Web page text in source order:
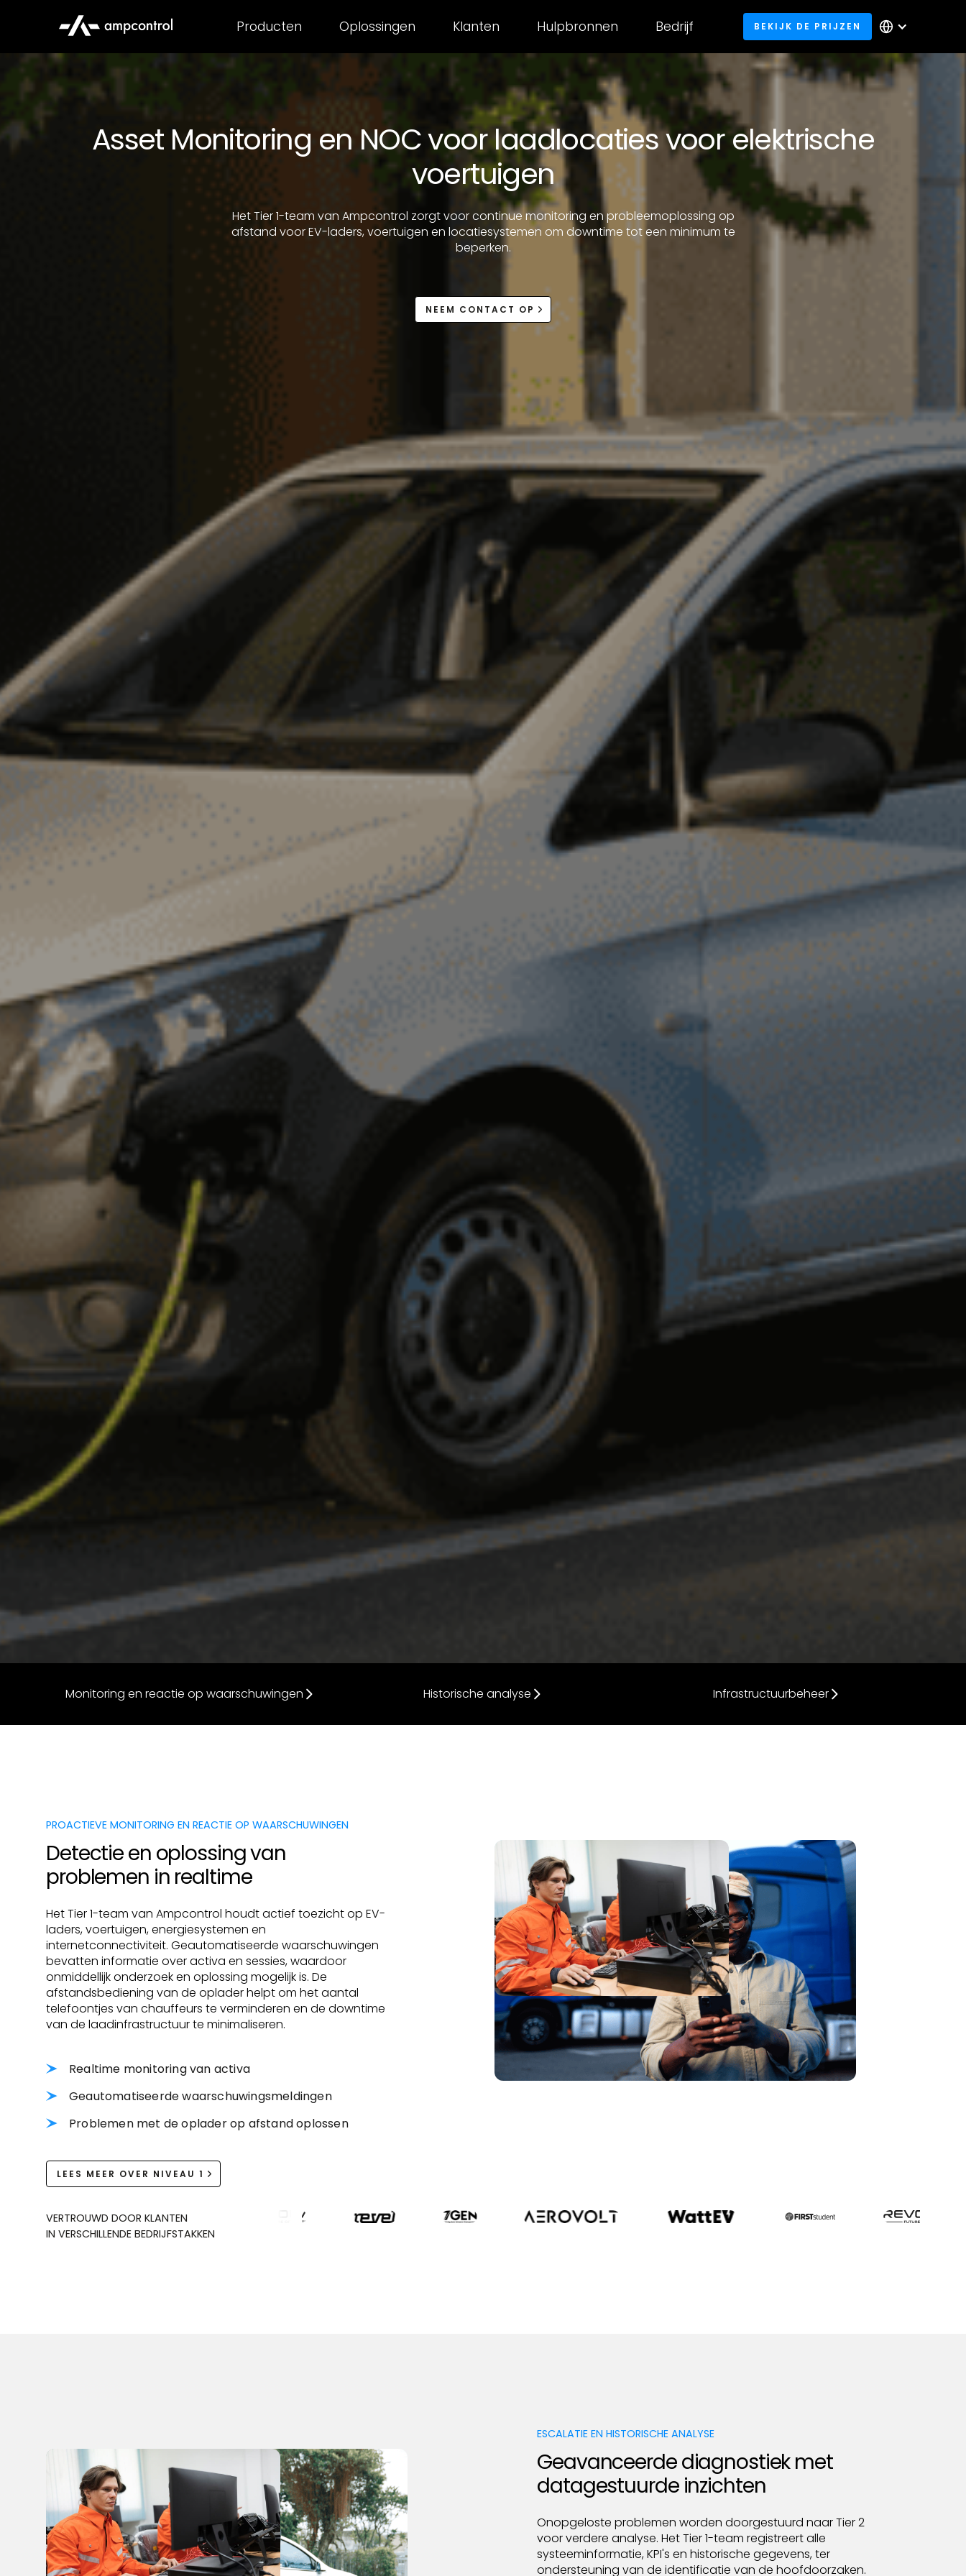
Producten Oplossingen Klanten Hulpbronnen Bedrijf BEKIJK DE PRIJZEN
Asset Monitoring en NOC voor laadlocaties voor elektrische
voertuigen
Het Tier 1-team van Ampcontrol zorgt voor continue monitoring en probleemoplossing op
afstand voor EV-laders, voertuigen en locatiesystemen om downtime tot een minimum te
beperken.
NEEM CONTACT OP
Monitoring en reactie op waarschuwingen Historische analyse Infrastructuurbeheer
PROACTIEVE MONITORING EN REACTIE OP WAARSCHUWINGEN
Detectie en oplossing van
problemen in realtime
Het Tier 1-team van Ampcontrol houdt actief toezicht op EV-
laders, voertuigen, energiesystemen en
internetconnectiviteit. Geautomatiseerde waarschuwingen
bevatten informatie over activa en sessies, waardoor
onmiddellijk onderzoek en oplossing mogelijk is. De
afstandsbediening van de oplader helpt om het aantal
telefoontjes van chauffeurs te verminderen en de downtime
van de laadinfrastructuur te minimaliseren.
Realtime monitoring van activa
Geautomatiseerde waarschuwingsmeldingen
Problemen met de oplader op afstand oplossen
LEES MEER OVER NIVEAU 1
VERTROUWD DOOR KLANTEN
IN VERSCHILLENDE BEDRIJFSTAKKEN
ESCALATIE EN HISTORISCHE ANALYSE
Geavanceerde diagnostiek met
datagestuurde inzichten
Onopgeloste problemen worden doorgestuurd naar Tier 2
voor verdere analyse. Het Tier 1-team registreert alle
systeeminformatie, KPI's en historische gegevens, ter
ondersteuning van de identificatie van de hoofdoorzaken.